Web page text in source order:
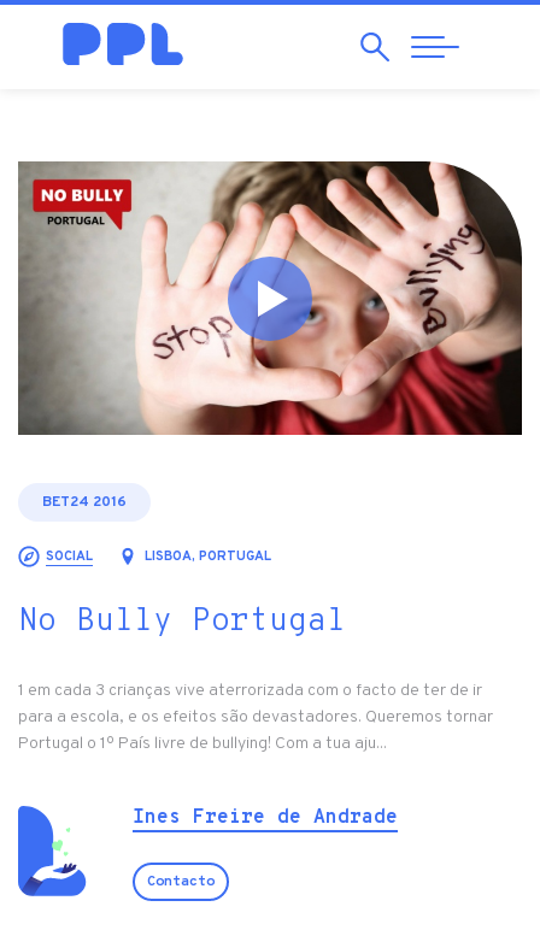
Pesquisar
Abrir
Navegação
BET24 2016
SOCIAL LISBOA, PORTUGAL
No Bully Portugal
1 em cada 3 crianças vive aterrorizada com o facto de ter de ir
para a escola, e os efeitos são devastadores. Queremos tornar
Portugal o 1º País livre de bullying! Com a tua aju...
Ines Freire de Andrade
Contacto